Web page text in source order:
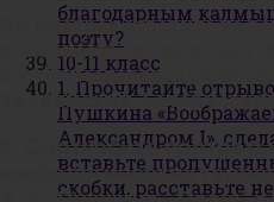
благодарным
поэту?
10-11 класс
1. Прочитайте
Пушкина
Александром I»,
вставьте
скобки, расставьте
Вы быстрее ответите на
если знаете, какие языки
восточнославянскую
Украинский,
5. Соотнесите
мифологических